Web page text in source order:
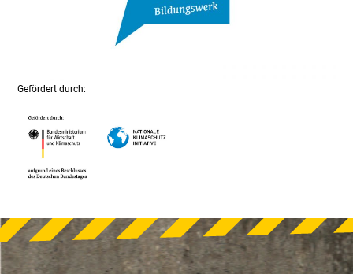
Gefördert durch: